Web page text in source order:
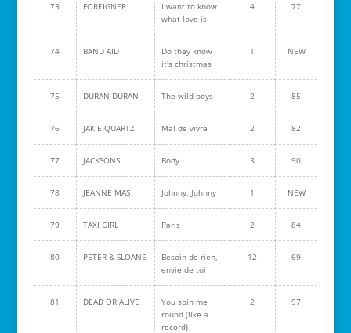
73 FOREIGNER
I want to know
what love is
4 77
74 BAND AID
Do they know
it's christmas
1 NEW
75 DURAN DURAN The wild boys 2 85
76 JAKIE QUARTZ Mal de vivre 2 82
77 JACKSONS Body 3 90
78 JEANNE MAS Johnny, Johnny 1 NEW
79 TAXI GIRL Paris 2 84
80 PETER & SLOANE
Besoin de rien,
envie de toi
12 69
81 DEAD OR ALIVE
You spin me
round (like a
record)
2 97